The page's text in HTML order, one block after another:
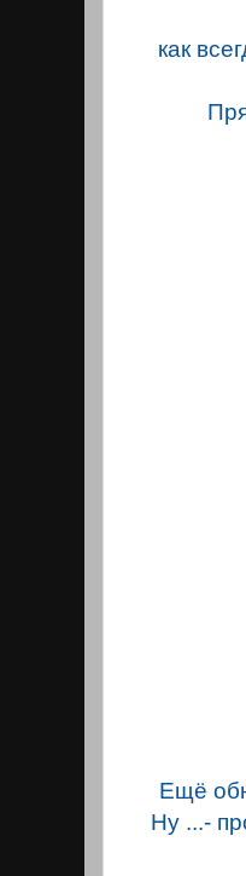
как
Ещё
Ну ...-